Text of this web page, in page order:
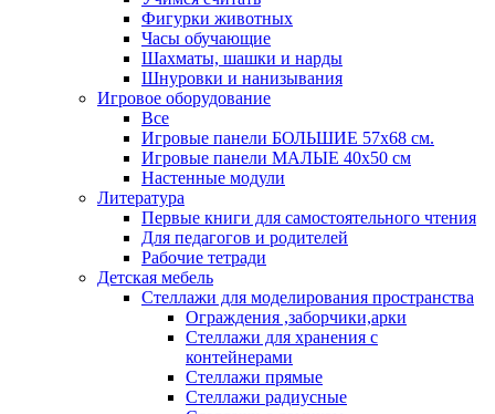
Фигурки животных
Часы обучающие
Шахматы, шашки и нарды
Шнуровки и нанизывания
Игровое оборудование
Все
Игровые панели БОЛЬШИЕ 57х68 см.
Игровые панели МАЛЫЕ 40х50 см
Настенные модули
Литература
Первые книги для самостоятельного чтения
Для педагогов и родителей
Рабочие тетради
Детская мебель
Стеллажи для моделирования пространства
Ограждения ,заборчики,арки
Стеллажи для хранения с
контейнерами
Стеллажи прямые
Стеллажи радиусные